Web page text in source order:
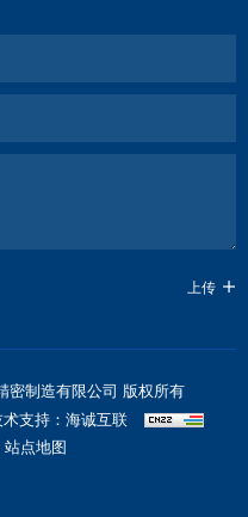
上传
制造有限公司 版权所有
术支持：海诚互联
站点地图